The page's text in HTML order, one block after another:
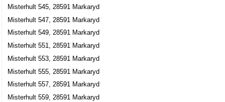
Misterhult 545, 28591 Markaryd
Misterhult 547, 28591 Markaryd
Misterhult 549, 28591 Markaryd
Misterhult 551, 28591 Markaryd
Misterhult 553, 28591 Markaryd
Misterhult 555, 28591 Markaryd
Misterhult 557, 28591 Markaryd
Misterhult 559, 28591 Markaryd